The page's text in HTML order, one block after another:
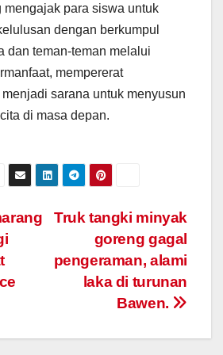
mengajak para siswa untuk
dengan berkumpul
dan teman-teman melalui
mempererat
sarana untuk menyusun
di masa depan.
Truk tangki minyak
goreng gagal
pengeraman, alami
laka di turunan
Bawen.